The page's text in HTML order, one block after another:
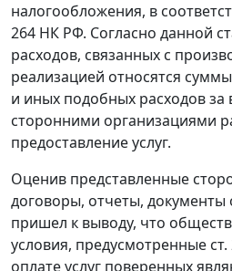
налогообложения, в
264 НК РФ. Согласно данной
расходов, связанных с
реализацией относятся
и иных подобных расходов
сторонними организациями
предоставление услуг.
Оценив представленные
договоры, отчеты, документы
пришел к выводу, что
условия, предусмотренные
оплате услуг поверенных